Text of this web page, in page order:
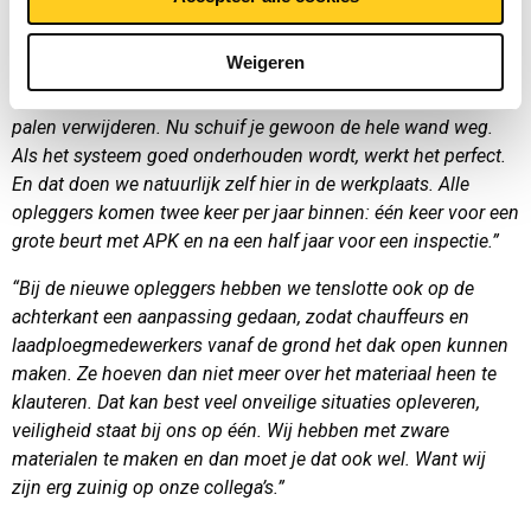
Weigeren
dicht schuift.”
“Bij het openmaken win je dan een aanzienlijke hoeveelheid
tijd: voorheen moest je elastieken en het zeil losmaken, en
palen verwijderen. Nu schuif je gewoon de hele wand weg.
Als het systeem goed onderhouden wordt, werkt het perfect.
En dat doen we natuurlijk zelf hier in de werkplaats. Alle
opleggers komen twee keer per jaar binnen: één keer voor een
grote beurt met APK en na een half jaar voor een inspectie.”
“Bij de nieuwe opleggers hebben we tenslotte ook op de
achterkant een aanpassing gedaan, zodat chauffeurs en
laadploegmedewerkers vanaf de grond het dak open kunnen
maken. Ze hoeven dan niet meer over het materiaal heen te
klauteren. Dat kan best veel onveilige situaties opleveren,
veiligheid staat bij ons op één. Wij hebben met zware
materialen te maken en dan moet je dat ook wel. Want wij
zijn erg zuinig op onze collega’s.”